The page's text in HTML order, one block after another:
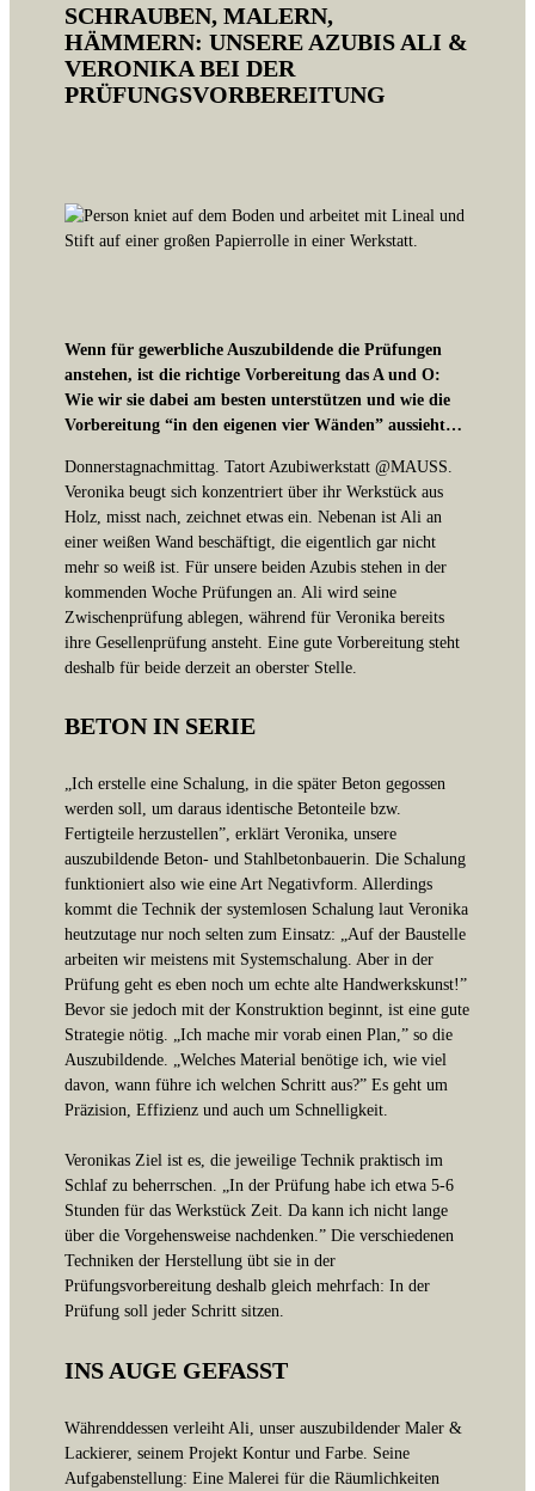
SCHRAUBEN, MALERN,
HÄMMERN: UNSERE AZUBIS ALI &
VERONIKA BEI DER
PRÜFUNGSVORBEREITUNG
Wenn für gewerbliche Auszubildende die Prüfungen
anstehen, ist die richtige Vorbereitung das A und O:
Wie wir sie dabei am besten unterstützen und wie die
Vorbereitung “in den eigenen vier Wänden” aussieht…
Donnerstagnachmittag. Tatort Azubiwerkstatt @MAUSS.
Veronika beugt sich konzentriert über ihr Werkstück aus
Holz, misst nach, zeichnet etwas ein. Nebenan ist Ali an
einer weißen Wand beschäftigt, die eigentlich gar nicht
mehr so weiß ist. Für unsere beiden Azubis stehen in der
kommenden Woche Prüfungen an. Ali wird seine
Zwischenprüfung ablegen, während für Veronika bereits
ihre Gesellenprüfung ansteht. Eine gute Vorbereitung steht
deshalb für beide derzeit an oberster Stelle.
BETON IN SERIE
„Ich erstelle eine Schalung, in die später Beton gegossen
werden soll, um daraus identische Betonteile bzw.
Fertigteile herzustellen”, erklärt Veronika, unsere
auszubildende Beton- und Stahlbetonbauerin. Die Schalung
funktioniert also wie eine Art Negativform. Allerdings
kommt die Technik der systemlosen Schalung laut Veronika
heutzutage nur noch selten zum Einsatz: „Auf der Baustelle
arbeiten wir meistens mit Systemschalung. Aber in der
Prüfung geht es eben noch um echte alte Handwerkskunst!”
Bevor sie jedoch mit der Konstruktion beginnt, ist eine gute
Strategie nötig. „Ich mache mir vorab einen Plan,” so die
Auszubildende. „Welches Material benötige ich, wie viel
davon, wann führe ich welchen Schritt aus?” Es geht um
Präzision, Effizienz und auch um Schnelligkeit.
Veronikas Ziel ist es, die jeweilige Technik praktisch im
Schlaf zu beherrschen. „In der Prüfung habe ich etwa 5-6
Stunden für das Werkstück Zeit. Da kann ich nicht lange
über die Vorgehensweise nachdenken.” Die verschiedenen
Techniken der Herstellung übt sie in der
Prüfungsvorbereitung deshalb gleich mehrfach: In der
Prüfung soll jeder Schritt sitzen.
INS AUGE GEFASST
Währenddessen verleiht Ali, unser auszubildender Maler &
Lackierer, seinem Projekt Kontur und Farbe. Seine
Aufgabenstellung: Eine Malerei für die Räumlichkeiten